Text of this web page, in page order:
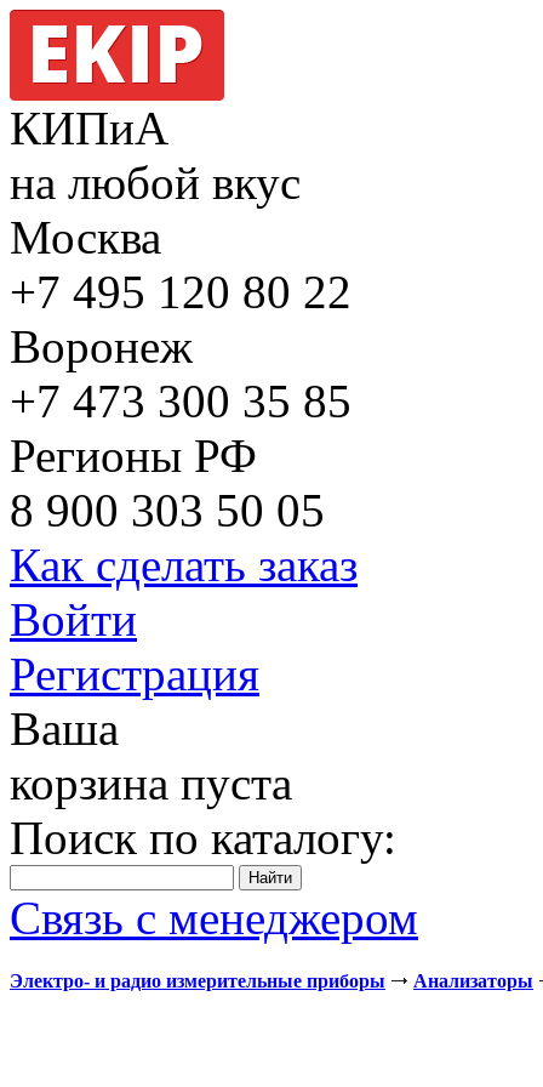
КИПиА
на любой вкус
Москва
+7 495 120 80 22
Воронеж
+7 473 300 35 85
Регионы РФ
8 900 303 50 05
Как сделать заказ
Войти
Регистрация
Ваша
корзина пуста
Поиск по каталогу:
Связь с менеджером
Электро- и радио измерительные приборы Анализаторы